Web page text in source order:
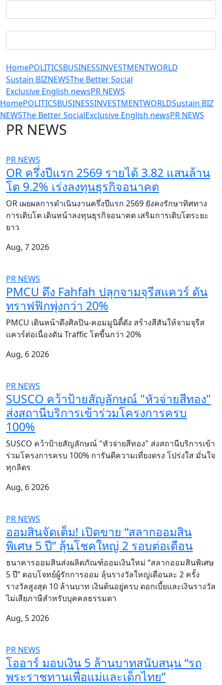
HomePOLITICSBUSINESSINVESTMENTWORLD
Sustain BIZNEWSThe Better Social
Exclusive English newsPR NEWS
HomePOLITICSBUSINESSINVESTMENTWORLDSustain BIZ
NEWSThe Better SocialExclusive English newsPR NEWS
PR NEWS
PR NEWS
OR ครึ่งปีแรก 2569 รายได้ 3.82 แสนล้าน
โต 9.2% เร่งลงทุนธุรกิจอนาคต
OR เผยผลการดำเนินงานครึ่งปีแรก 2569 ยังคงรักษาทิศทาง
การเติบโต เดินหน้าลงทุนธุรกิจอนาคต เสริมการเติบโตระยะ
ยาว
Aug, 7 2026
PR NEWS
PMCU ดึง Fahfah ปลุกจามจุรีสแควร์ ดัน
ทราฟฟิกพุ่งกว่า 20%
PMCU เดินหน้าดึงศิลปิน-คอมมูนิตี้ดัง สร้างสีสันให้จามจุรีส
แควร์ต่อเนื่องดัน Traffic โตขี้นกว่า 20%
Aug, 6 2026
PR NEWS
SUSCO คว้าป้ายสัญลักษณ์ "หัวจ่ายสีทอง"
ส่งสถานีบริการเข้าร่วมโครงการครบ
100%
SUSCO คว้าป้ายสัญลักษณ์ "หัวจ่ายสีทอง" ส่งสถานีบริการเข้า
ร่วมโครงการครบ 100% การันตีความเที่ยงตรง โปร่งใส มั่นใจ
ทุกลิตร
Aug, 6 2026
PR NEWS
ออมสินจัดเต็ม! เปิดขาย “สลากออมสิน
พิเศษ 5 ปี” ลุ้นโชคใหญ่ 2 รอบต่อเดือน
ธนาคารออมสินส่งผลิตภัณฑ์ออมเงินใหม่ “สลากออมสินพิเศษ
5 ปี” ตอบโจทย์ผู้รักการออม ลุ้นรางวัลใหญ่เดือนละ 2 ครั้ง
รางวัลสูงสุด 10 ล้านบาท เงินต้นอยู่ครบ ดอกเบี้ยและเงินรางวัล
ไม่เสียภาษีสำหรับบุคคลธรรมดา
Aug, 5 2026
PR NEWS
โออาร์ มอบเงิน 5 ล้านบาทสนับสนุน “รถ
พระราชทานเพื่อแม่และเด็กไทย”